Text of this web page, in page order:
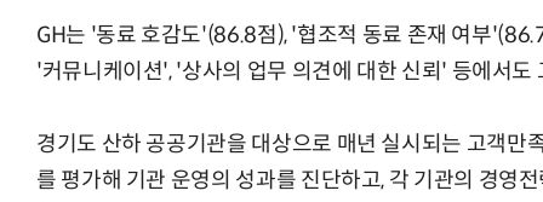
GH는 '동료 호감도'(86.8점), '협조적 동료 존재 여부
'커뮤니케이션', '상사의 업무 의견에 대한 신뢰' 등에서도
경기도 산하 공공기관을 대상으로 매년 실시되는 고객만
를 평가해 기관 운영의 성과를 진단하고, 각 기관의 경영